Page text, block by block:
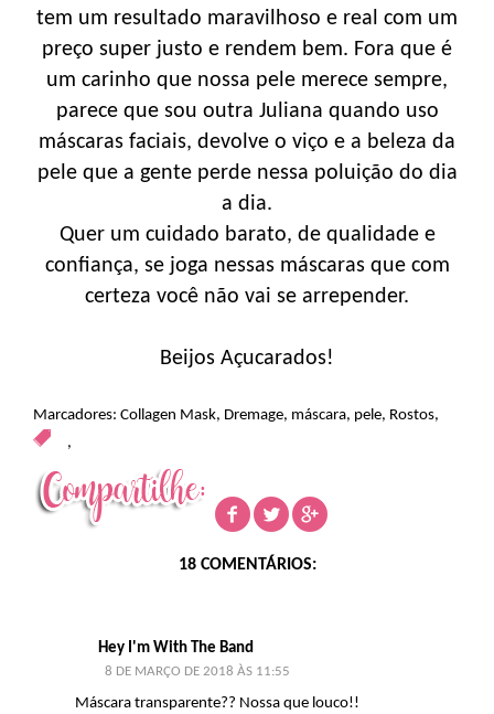
tem um resultado maravilhoso e real com um
preço super justo e rendem bem. Fora que é
um carinho que nossa pele merece sempre,
parece que sou outra Juliana quando uso
máscaras faciais, devolve o viço e a beleza da
pele que a gente perde nessa poluição do dia
a dia.
Quer um cuidado barato, de qualidade e
confiança, se joga nessas máscaras que com
certeza você não vai se arrepender.
Beijos Açucarados!
Marcadores: Collagen Mask, Dremage, máscara, pele, Rostos,
,
18 COMENTÁRIOS:
Hey I'm With The Band
8 DE MARÇO DE 2018 ÀS 11:55
Máscara transparente?? Nossa que louco!!